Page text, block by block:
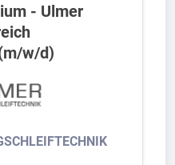
- Ulmer
w/d)